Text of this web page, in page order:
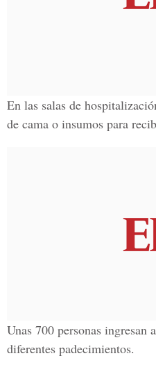
En las salas de
de cama o insumos para
Unas 700 personas
diferentes padecimientos.